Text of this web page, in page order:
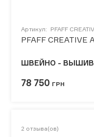
Артикул: PFAFF
PFAFF CREATIVE
ШВЕЙНО -
78 750 ГРН
2 отзыва(ов)